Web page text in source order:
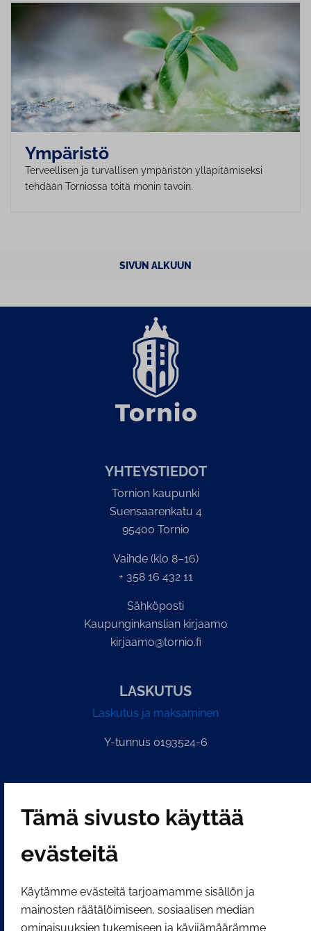
Tämä sivusto käyttää
evästeitä
Käytämme evästeitä tarjoamamme sisällön ja
mainosten räätälöimiseen, sosiaalisen median
ominaisuuksien tukemiseen ja kävijämäärämme
Ympäristö
Terveellisen ja turvallisen ympäristön ylläpitämiseksi
tehdään Torniossa töitä monin tavoin.
SIVUN ALKUUN
YH­TEYS­TIE­DOT
Tornion kaupunki
Suensaarenkatu 4
95400 Tornio
Vaihde (klo 8–16)
+ 358 16 432 11
Sähköposti
Kaupunginkanslian kirjaamo
kirjaamo@tornio.fi
LASKUTUS
Laskutus ja maksaminen
Y-tunnus 0193524-6
Näytä evästeasetukseni
SOSIAALINEN MEDIA
Facebook InstagramYouTube